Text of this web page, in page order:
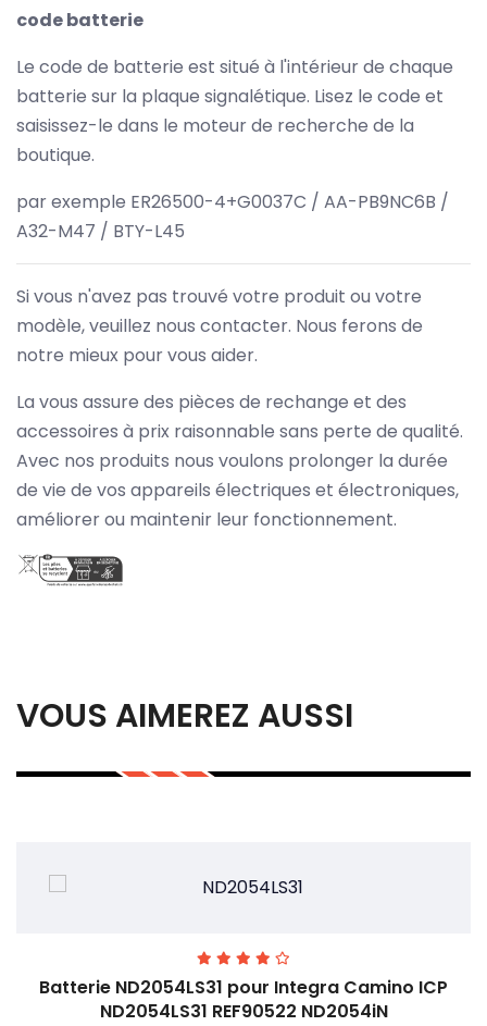
code batterie
Le code de batterie est situé à l'intérieur de chaque
batterie sur la plaque signalétique. Lisez le code et
saisissez-le dans le moteur de recherche de la
boutique.
par exemple ER26500-4+G0037C / AA-PB9NC6B /
A32-M47 / BTY-L45
Si vous n'avez pas trouvé votre produit ou votre
modèle, veuillez nous contacter. Nous ferons de
notre mieux pour vous aider.
La vous assure des pièces de rechange et des
accessoires à prix raisonnable sans perte de qualité.
Avec nos produits nous voulons prolonger la durée
de vie de vos appareils électriques et électroniques,
améliorer ou maintenir leur fonctionnement.
VOUS AIMEREZ AUSSI
Batterie ND2054LS31 pour Integra Camino ICP
ND2054LS31 REF90522 ND2054iN